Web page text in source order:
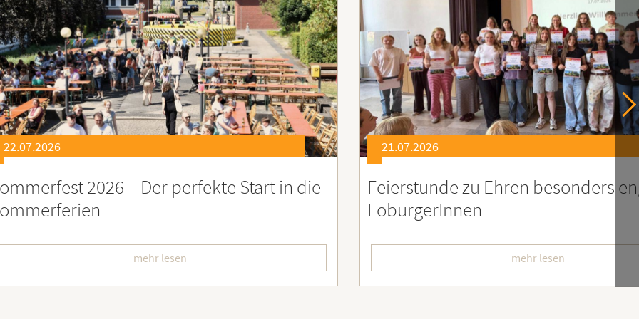
21.07.2026
zu Ehren besonders engagierter
mehr lesen
21.07.2026
Soziales Engagement für
Ruanda – Wir sind dabei!
mehr lesen